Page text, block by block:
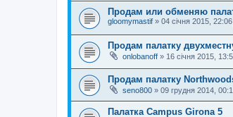
Продам или обменяю
gloomymastif » 04 січня 2015, 22:06
Продам палатку
onlobanoff » 16 січня 2015,
Продам палатку
seno800 » 09 грудня 2014,
Палатка Campus Girona 5